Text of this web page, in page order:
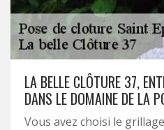
LA BELLE CLÔTURE 37,
DANS LE DOMAINE DE LA
Vous avez choisi le